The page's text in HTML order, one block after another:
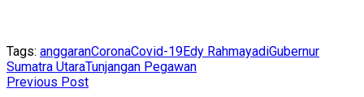
Tags: anggaranCoronaCovid-19Edy RahmayadiGubernur
Sumatra UtaraTunjangan Pegawan
Previous Post